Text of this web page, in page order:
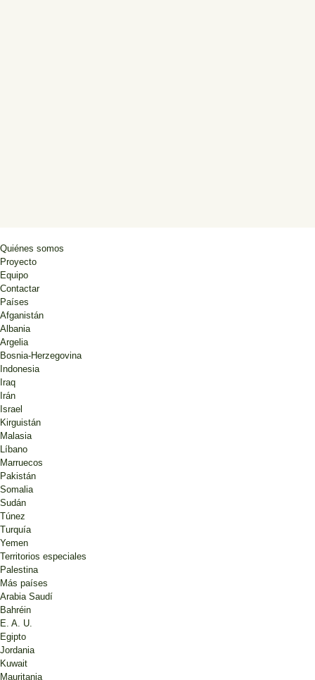
Quiénes somos
Proyecto
Equipo
Contactar
Países
Afganistán
Albania
Argelia
Bosnia-Herzegovina
Indonesia
Iraq
Irán
Israel
Kirguistán
Malasia
Líbano
Marruecos
Pakistán
Somalia
Sudán
Túnez
Turquía
Yemen
Territorios especiales
Palestina
Más países
Arabia Saudí
Bahréin
E. A. U.
Egipto
Jordania
Kuwait
Mauritania